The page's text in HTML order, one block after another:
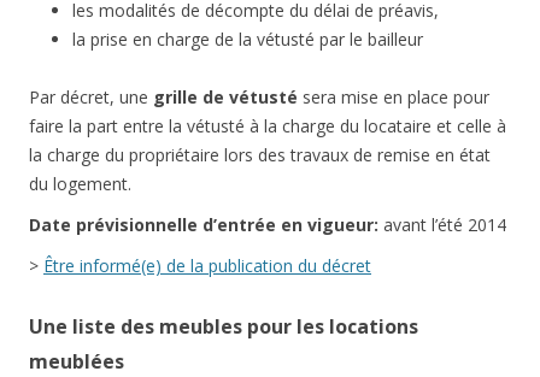
les modalités de décompte du délai de préavis,
la prise en charge de la vétusté par le bailleur
Par décret, une grille de vétusté sera mise en place pour
faire la part entre la vétusté à la charge du locataire et celle à
la charge du propriétaire lors des travaux de remise en état
du logement.
Date prévisionnelle d’entrée en vigueur: avant l’été 2014
> Être informé(e) de la publication du décret
Une liste des meubles pour les locations
meublées